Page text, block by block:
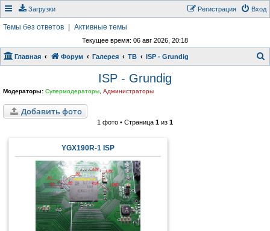
Загрузки Вход
Регистрация
Темы без ответов Активные темы
Текущее время: 06 авг 2026, 20:18
Главная Форум Галерея ТВ ISP - Grundig
ISP - Grundig
Модераторы: Супермодераторы Администраторы
Добавить фото
1 фото • Страница 1 из 1
YGX190R-1 ISP